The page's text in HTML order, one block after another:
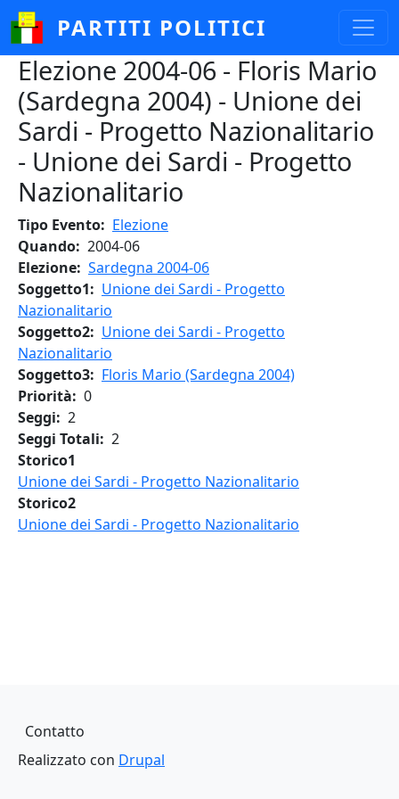
Salta al contenuto principale
PARTITI POLITICI
Elezione 2004-06 - Floris Mario
(Sardegna 2004) - Unione dei
Sardi - Progetto Nazionalitario
- Unione dei Sardi - Progetto
Nazionalitario
Tipo Evento
Elezione
Quando 2004-06
Elezione Sardegna 2004-06
Soggetto1
Unione dei Sardi - Progetto
Nazionalitario
Soggetto2
Unione dei Sardi - Progetto
Nazionalitario
Soggetto3
Floris Mario (Sardegna 2004)
Priorità
0
Seggi
2
Seggi Totali
2
Storico1
Unione dei Sardi - Progetto Nazionalitario
Storico2
Unione dei Sardi - Progetto Nazionalitario
Piè di pagina
Contatto
Realizzato con Drupal